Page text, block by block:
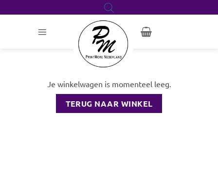
naar
Je winkelwagen is momenteel leeg.
TERUG NAAR WINKEL